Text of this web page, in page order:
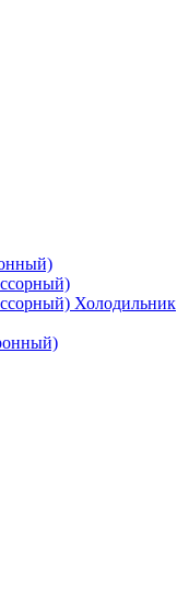
Холодильник